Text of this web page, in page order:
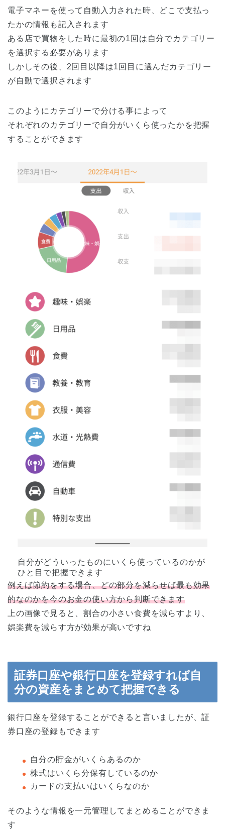
電子マネーを使って自動入力された時、どこで支払っ
たかの情報も記入されます
ある店で買物をした時に最初の1回は自分でカテゴリー
を選択する必要があります
しかしその後、2回目以降は1回目に選んだカテゴリー
が自動で選択されます
このようにカテゴリーで分ける事によって
それぞれのカテゴリーで自分がいくら使ったかを把握
することができます
自分がどういったものにいくら使っているのかが
ひと目で把握できます
例えば節約をする場合、どの部分を減らせば最も効果
的なのかを今のお金の使い方から判断できます
上の画像で見ると、割合の小さい食費を減らすより、
娯楽費を減らす方が効果が高いですね
証券口座や銀行口座を登録すれば自
分の資産をまとめて把握できる
銀行口座を登録することができると言いましたが、証
券口座の登録もできます
自分の貯金がいくらあるのか
株式はいくら分保有しているのか
カードの支払いはいくらなのか
そのような情報を一元管理してまとめることができま
す